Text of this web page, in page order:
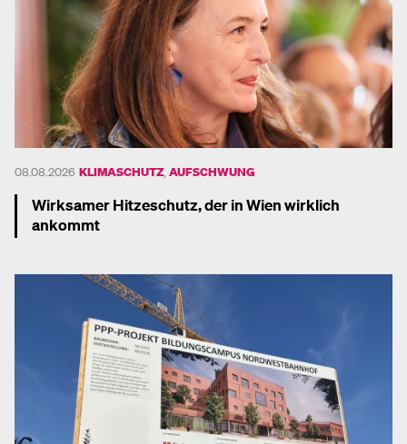
08.08.2026 KLIMASCHUTZ AUFSCHWUNG
Wirksamer Hitzeschutz, der in Wien wirklich
ankommt